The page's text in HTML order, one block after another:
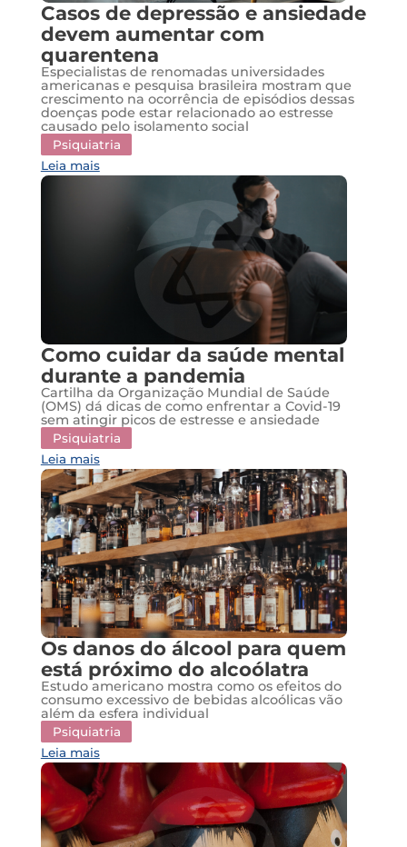
Casos de depressão e ansiedade
devem aumentar com
quarentena
Especialistas de renomadas universidades
americanas e pesquisa brasileira mostram que
crescimento na ocorrência de episódios dessas
doenças pode estar relacionado ao estresse
causado pelo isolamento social
Psiquiatria
Leia mais
Como cuidar da saúde mental
durante a pandemia
Cartilha da Organização Mundial de Saúde
(OMS) dá dicas de como enfrentar a Covid-19
sem atingir picos de estresse e ansiedade
Psiquiatria
Leia mais
Os danos do álcool para quem
está próximo do alcoólatra
Estudo americano mostra como os efeitos do
consumo excessivo de bebidas alcoólicas vão
além da esfera individual
Psiquiatria
Leia mais